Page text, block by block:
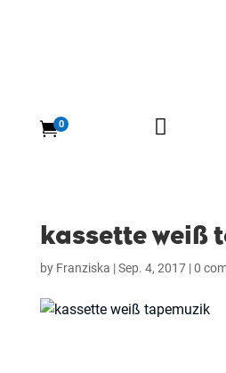
0 
kassette weiß
by Franziska |Sep. 4, 2017|0